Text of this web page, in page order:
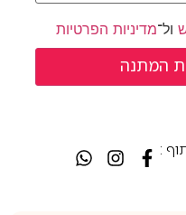
ול־מדיניות הפרטיות
: